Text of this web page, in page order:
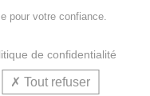
1 g
pour votre confiance.
de confidentialité
Tout refuser